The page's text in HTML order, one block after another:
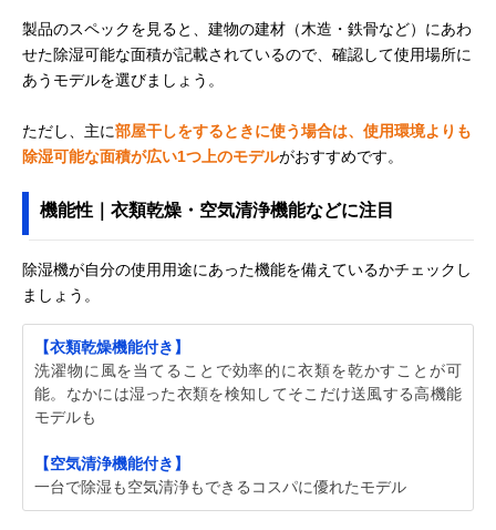
製品のスペックを見ると、建物の建材（木造・鉄骨など）にあわ
せた除湿可能な面積が記載されているので、確認して使用場所に
あうモデルを選びましょう。
ただし、主に部屋干しをするときに使う場合は、使用環境よりも
除湿可能な面積が広い1つ上のモデルがおすすめです。
機能性｜衣類乾燥・空気清浄機能などに注目
除湿機が自分の使用用途にあった機能を備えているかチェックし
ましょう。
【衣類乾燥機能付き】
洗濯物に風を当てることで効率的に衣類を乾かすことが可
能。なかには湿った衣類を検知してそこだけ送風する高機能
モデルも
【空気清浄機能付き】
一台で除湿も空気清浄もできるコスパに優れたモデル